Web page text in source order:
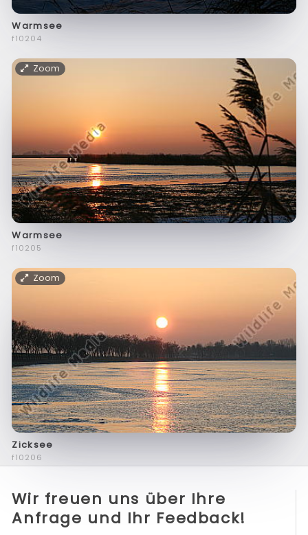
Warmsee
f10204
Zoom
Warmsee
f10205
Zoom
Zicksee
f10206
Wir freuen uns über Ihre
Anfrage und Ihr Feedback!